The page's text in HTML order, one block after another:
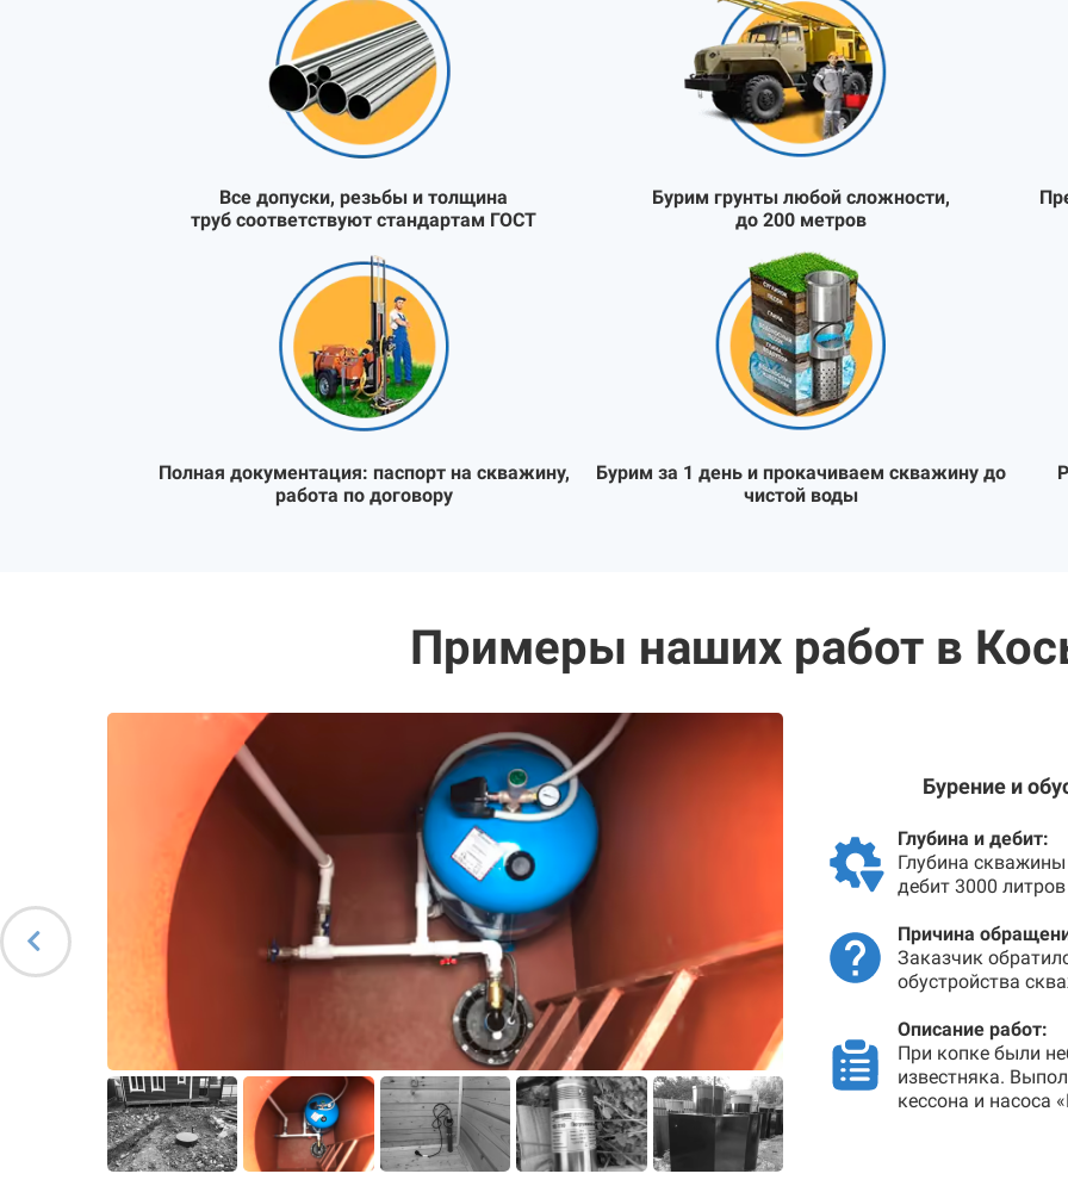
Все допуски, резьбы и толщина
труб соответствуют стандартам ГОСТ
Бурим грунты любой сложности,
до 200 метров
Полная документация: паспорт на скважину,
работа по договору
Бурим за 1 день и прокачиваем скважину до
чистой воды
Примеры наших работ в
Бурение и
Глубина и дебит:
Глубина
дебит 3000
Причина
Заказчик
обустройства
Описание работ:
При копке были
известняка.
кессона и насоса